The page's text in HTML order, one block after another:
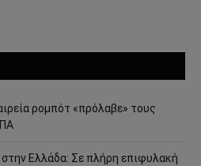
ρομπότ «πρόλαβε» τους
στην Ελλάδα: Σε πλήρη επιφυλακή